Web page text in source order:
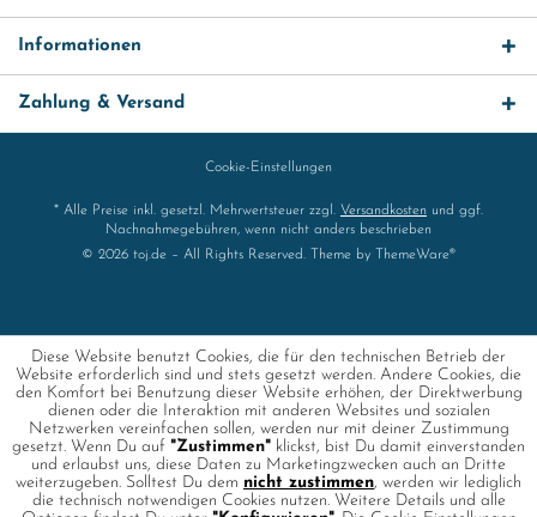
Informationen
Zahlung & Versand
Cookie-Einstellungen
* Alle Preise inkl. gesetzl. Mehrwertsteuer zzgl. Versandkosten und ggf.
Nachnahmegebühren, wenn nicht anders beschrieben
© 2026 toj.de – All Rights Reserved. Theme by
ThemeWare®
Diese Website benutzt Cookies, die für den technischen Betrieb der
Website erforderlich sind und stets gesetzt werden. Andere Cookies, die
den Komfort bei Benutzung dieser Website erhöhen, der Direktwerbung
dienen oder die Interaktion mit anderen Websites und sozialen
Netzwerken vereinfachen sollen, werden nur mit deiner Zustimmung
gesetzt. Wenn Du auf "Zustimmen" klickst, bist Du damit einverstanden
und erlaubst uns, diese Daten zu Marketingzwecken auch an Dritte
weiterzugeben. Solltest Du dem nicht zustimmen, werden wir lediglich
die technisch notwendigen Cookies nutzen. Weitere Details und alle